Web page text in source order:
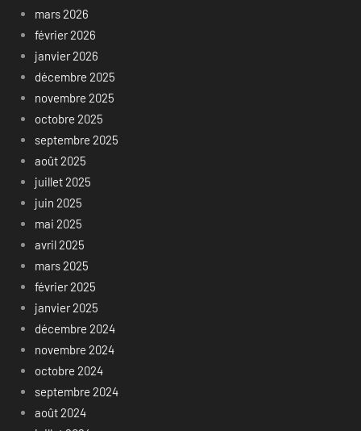
mars 2026
février 2026
janvier 2026
décembre 2025
novembre 2025
octobre 2025
septembre 2025
août 2025
juillet 2025
juin 2025
mai 2025
avril 2025
mars 2025
février 2025
janvier 2025
décembre 2024
novembre 2024
octobre 2024
septembre 2024
août 2024